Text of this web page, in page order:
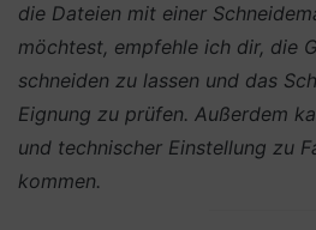
die Dateien mit einer
möchtest, empfehle ich dir, die
schneiden zu lassen und das
Eignung zu prüfen. Außerdem
und technischer Einstellung zu
kommen.